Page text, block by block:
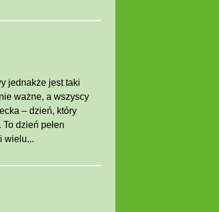
jednakże jest taki
ważne, a wszyscy
– dzień, który
dzień pełen
wielu...